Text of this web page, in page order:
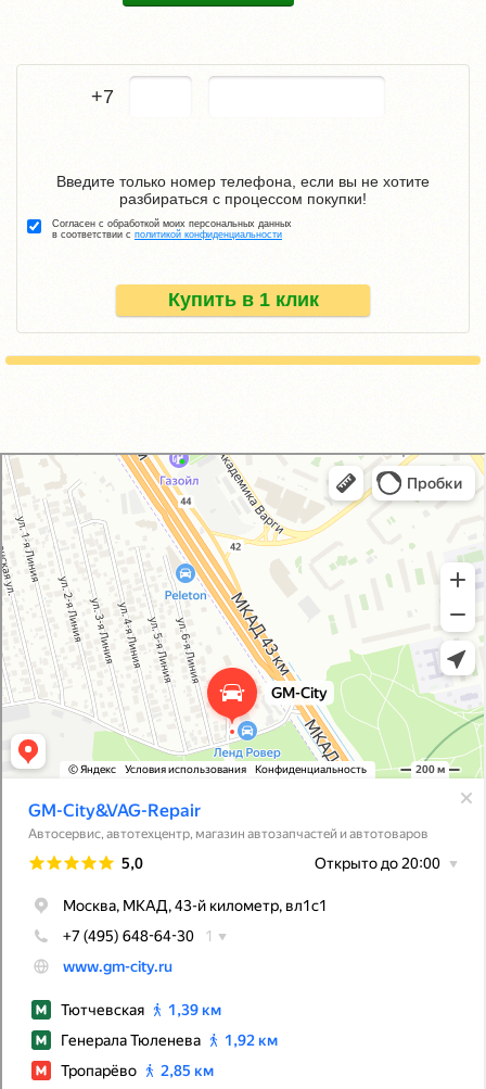
+7
Купить в 1 клик
Введите только номер телефона, если вы не хотите
разбираться с процессом покупки!
Согласен с обработкой моих персональных данных
в соответствии с политикой конфиденциальности
GM-City&VAG-Repair
Автосервис, автотехцентр в Москве
Магазин автозапчастей и автотоваров в Москве